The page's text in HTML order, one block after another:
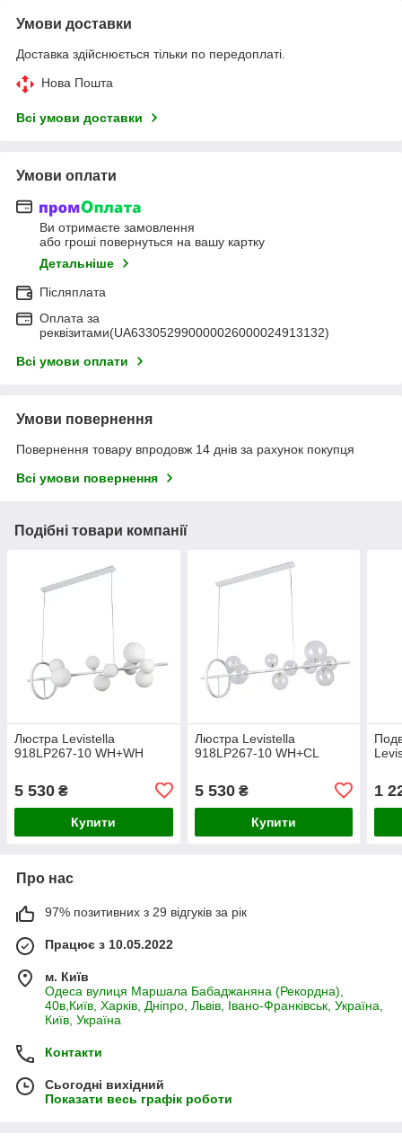
Умови доставки
Доставка здійснюється тільки по передоплаті.
Нова Пошта
Всі умови доставки
Умови оплати
Ви отримаєте замовлення
або гроші повернуться на вашу картку
Детальніше
Післяплата
Оплата за
реквізитами(UA633052990000026000024913132)
Всі умови оплати
Умови повернення
Повернення товару впродовж 14 днів за рахунок покупця
Всі умови повернення
Подібні товари компанії
Люстра Levistella
918LP267-10 WH+WH
5 530 ₴
Купити
Люстра Levistella
918LP267-10 WH+CL
5 530₴
Купити
1
Про нас
97% позитивних з 29 відгуків за рік
Працює з 10.05.2022
м. Київ
Одеса вулиця Маршала Бабаджаняна (Рекордна),
40в,Київ, Харків, Дніпро, Львів, Івано-Франківськ, Україна,
Київ, Україна
Контакти
Сьогодні вихідний
Показати весь графік роботи